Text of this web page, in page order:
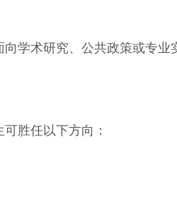
学术研究、公共政策或专业
胜任以下方向：